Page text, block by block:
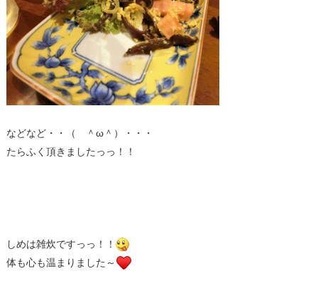
などなど・・（ ＾ω＾）・・・
たらふく頂きましたっっ！！
しめは雑炊ですっっ！！
体も心も温まりました～